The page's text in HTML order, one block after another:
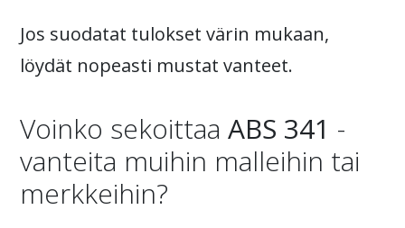
Jos suodatat tulokset värin mukaan,
löydät nopeasti mustat vanteet.
Voinko sekoittaa ABS 341 -
vanteita muihin malleihin tai
merkkeihin?